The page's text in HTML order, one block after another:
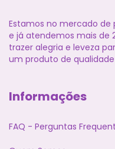
Estamos no mercado de
e já atendemos mais de
trazer alegria e leveza
um produto de
Informações
FAQ - Perguntas